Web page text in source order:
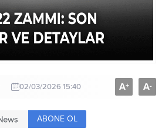
02/03/2026 15:40 A+ A-
ABONE OL